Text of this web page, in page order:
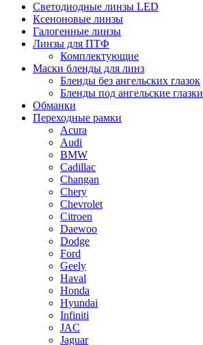
Светодиодные линзы LED
Ксеноновые линзы
Галогенные линзы
Линзы для ПТФ
Комплектующие
Маски бленды для линз
Бленды без ангельских глазок
Бленды под ангельские глазки
Обманки
Переходные рамки
Acura
Audi
BMW
Cadillac
Changan
Chery
Chevrolet
Citroen
Daewoo
Dodge
Ford
Geely
Haval
Honda
Hyundai
Infiniti
JAC
Jaguar